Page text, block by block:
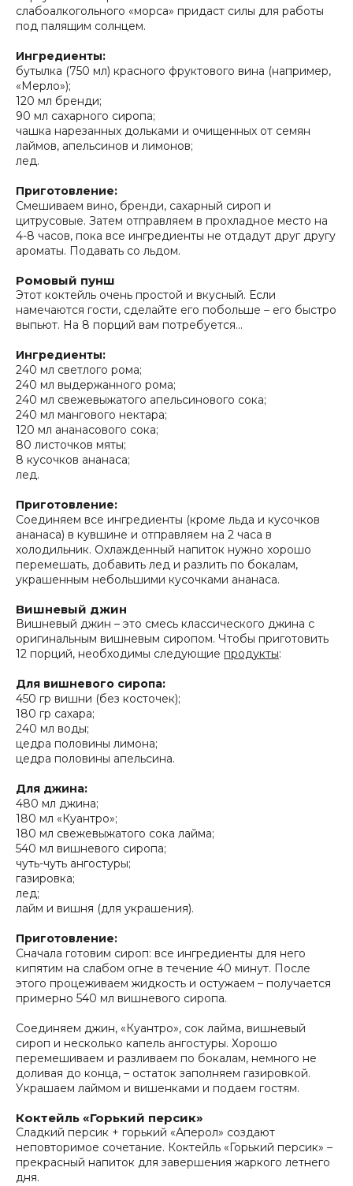
слабоалкогольного «морса» придаст силы для работы
под палящим солнцем.
Ингредиенты:
бутылка (750 мл) красного фруктового вина (например,
«Мерло»);
120 мл бренди;
90 мл сахарного сиропа;
чашка нарезанных дольками и очищенных от семян
лаймов, апельсинов и лимонов;
лед.
Приготовление:
Смешиваем вино, бренди, сахарный сироп и
цитрусовые. Затем отправляем в прохладное место на
4-8 часов, пока все ингредиенты не отдадут друг другу
ароматы. Подавать со льдом.
Ромовый пунш
Этот коктейль очень простой и вкусный. Если
намечаются гости, сделайте его побольше – его быстро
выпьют. На 8 порций вам потребуется…
Ингредиенты:
240 мл светлого рома;
240 мл выдержанного рома;
240 мл свежевыжатого апельсинового сока;
240 мл мангового нектара;
120 мл ананасового сока;
80 листочков мяты;
8 кусочков ананаса;
лед.
Приготовление:
Соединяем все ингредиенты (кроме льда и кусочков
ананаса) в кувшине и отправляем на 2 часа в
холодильник. Охлажденный напиток нужно хорошо
перемешать, добавить лед и разлить по бокалам,
украшенным небольшими кусочками ананаса.
Вишневый джин
Вишневый джин – это смесь классического джина с
оригинальным вишневым сиропом. Чтобы приготовить
12 порций, необходимы следующие продукты:
Для вишневого сиропа:
450 гр вишни (без косточек);
180 гр сахара;
240 мл воды;
цедра половины лимона;
цедра половины апельсина.
Для джина:
480 мл джина;
180 мл «Куантро»;
180 мл свежевыжатого сока лайма;
540 мл вишневого сиропа;
чуть-чуть ангостуры;
газировка;
лед;
лайм и вишня (для украшения).
Приготовление:
Сначала готовим сироп: все ингредиенты для него
кипятим на слабом огне в течение 40 минут. После
этого процеживаем жидкость и остужаем – получается
примерно 540 мл вишневого сиропа.
Соединяем джин, «Куантро», сок лайма, вишневый
сироп и несколько капель ангостуры. Хорошо
перемешиваем и разливаем по бокалам, немного не
доливая до конца, – остаток заполняем газировкой.
Украшаем лаймом и вишенками и подаем гостям.
Коктейль «Горький персик»
Сладкий персик + горький «Аперол» создают
неповторимое сочетание. Коктейль «Горький персик» –
прекрасный напиток для завершения жаркого летнего
дня.